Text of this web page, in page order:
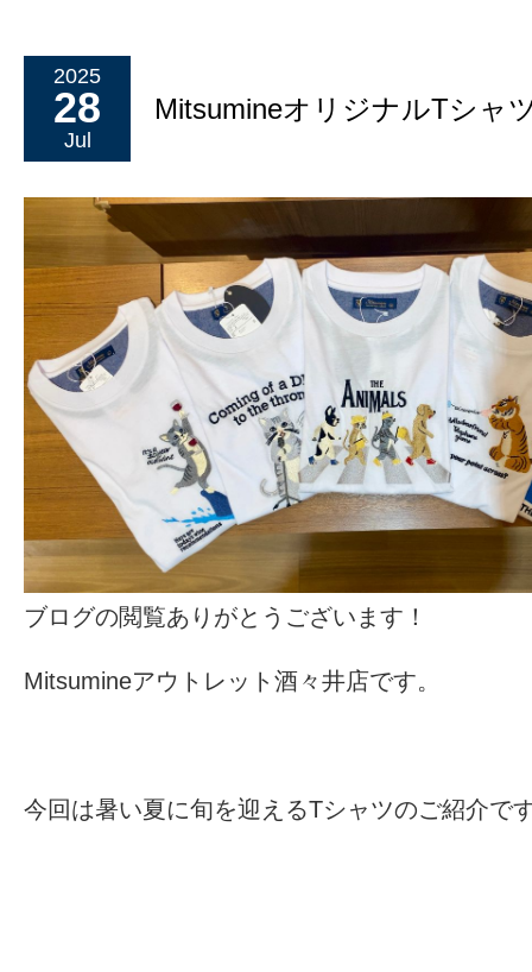
2025
28
Jul
MitsumineオリジナルTシャ
ブログの閲覧ありがとうございます！
Mitsumineアウトレット酒々井店です。
今回は暑い夏に旬を迎えるTシャツのご紹介で